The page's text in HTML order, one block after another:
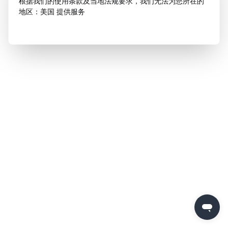
地区：美国 提供服务